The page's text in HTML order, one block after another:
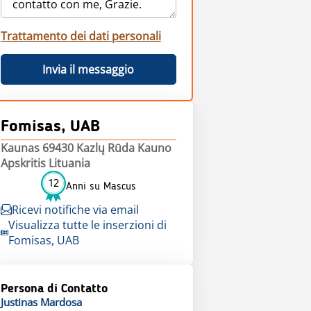
Trattamento dei dati personali
Invia il messaggio
Fomisas, UAB
Kaunas 69430 Kazlų Rūda Kauno
Apskritis Lituania
12 Anni su Mascus
Ricevi notifiche via email
Visualizza tutte le inserzioni di
Fomisas, UAB
Persona di Contatto
Justinas Mardosa